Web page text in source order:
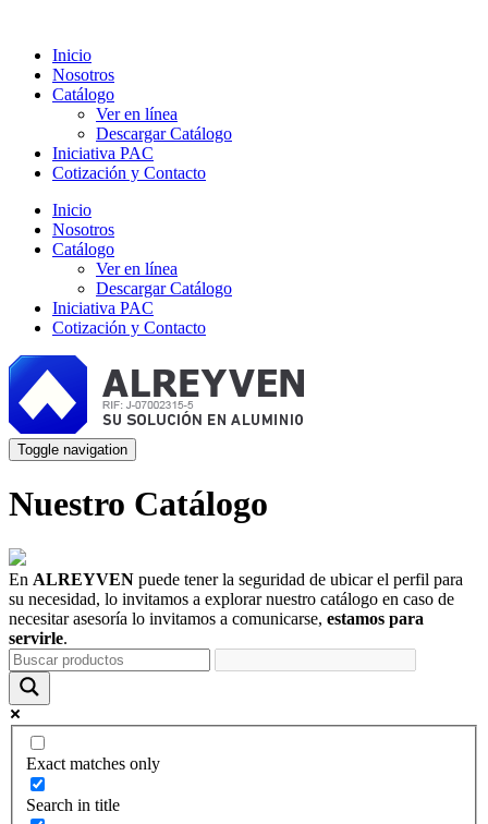
Inicio
Nosotros
Catálogo
Ver en línea
Descargar Catálogo
Iniciativa PAC
Cotización y Contacto
Inicio
Nosotros
Catálogo
Ver en línea
Descargar Catálogo
Iniciativa PAC
Cotización y Contacto
Toggle navigation
Nuestro Catálogo
En ALREYVEN puede tener la seguridad de ubicar el perfil para
su necesidad, lo invitamos a explorar nuestro catálogo en caso de
necesitar asesoría lo invitamos a comunicarse, estamos para
servirle.
Exact matches only
Search in title